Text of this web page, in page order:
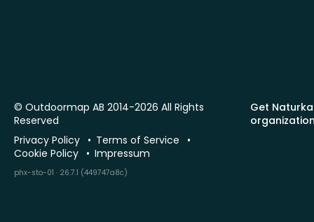
Get
© Outdoormap AB 2014-2026 All Rights
Reserved
Privacy Policy
Terms of Service
Cookie Policy
Impressum
phx-sto-01 · 26.7.1 (449747a8c)